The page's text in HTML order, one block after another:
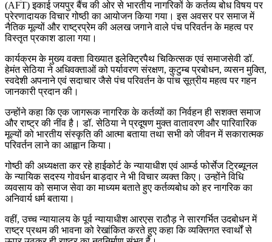
(AFT) इकाई जयपुर बैंच की ओर से भारतीय नागरिकों के कर्तव्य बोध विषय पर
प्रेरणादायक विचार गोष्ठी का आयोजन किया गया। इस अवसर पर समाज में
नैतिक मूल्यों और राष्ट्रप्रेम की अलख जगाने वाले पंच परिवर्तन के महत्व पर
विस्तृत प्रकाश डाला गया।
कार्यक्रम के मुख्य वक्ता विख्यात इलेक्ट्रिपैथ चिकित्सक एवं समाजसेवी डॉ.
हेमंत सेठिया ने अधिवक्ताओं को पर्यावरण संरक्षण, कुटुम्ब प्रबोधन, व्यसन मुक्ति,
स्वदेशी अपनाने एवं सदाचार जैसे पंच परिवर्तन के पांच सूत्रीय महत्व पर गहन
जानकारी प्रदान की।
उन्होंने कहा कि एक जागरूक नागरिक के कर्तव्यों का निर्वहन ही सशक्त समाज
और राष्ट्र की नींव है। डॉ. सेठिया ने प्रदूषण मुक्त वातावरण और पारिवारिक
मूल्यों को भारतीय संस्कृति की आत्मा बताया तथा सभी को जीवन में सकारात्मक
परिवर्तन लाने का आह्वान किया।
गोष्ठी की अध्यक्षता कर रहे हाईकोर्ट के न्यायाधीश एवं आर्म्ड फोर्सेज ट्रिब्यूनल
के न्यायिक सदस्य गोवर्धन बाड़दार ने भी विचार व्यक्त किए। उन्होंने विधि
व्यवसाय को समाज सेवा का माध्यम बताते हुए कर्तव्यबोध को हर नागरिक का
अनिवार्य धर्म बताया।
वहीं, उच्च न्यायालय के पूर्व न्यायाधीश आरएस राठौड़ ने सारगर्भित उदबोधन में
राष्ट्र प्रथम की भावना को रेखांकित करते हुए कहा कि व्यक्तिगत स्वार्थों से